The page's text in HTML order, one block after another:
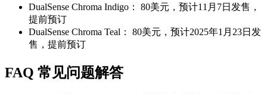
DualSense Chroma Indigo： 80美元，预计11月7日发售，
提前预订
DualSense Chroma Teal： 80美元，预计2025年1月23日发
售，提前预订
FAQ 常见问题解答